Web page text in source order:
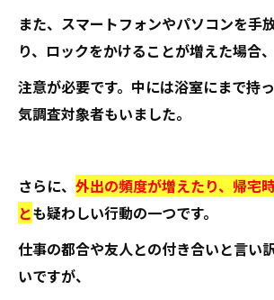
また、スマートフォンやパソコンを手
り、ロックをかけることが増えた場合、
注意が必要です。中には浴室にまで持
気調査対象者もいました。
さらに、 外出の頻度が増えたり、帰宅
とも疑わしい行動の一つです。
仕事の都合や友人との付き合いと言い
いですが、